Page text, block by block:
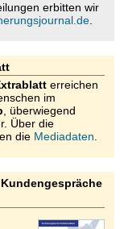
erbitten wir
.
erreichen
im
, überwiegend
Über die
die Mediadaten